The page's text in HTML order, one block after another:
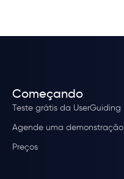
Começando
Teste grátis da UserGuiding
Agende uma demonstração
Preços